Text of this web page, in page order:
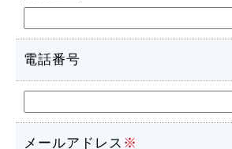
電話番号
メールアドレス ※